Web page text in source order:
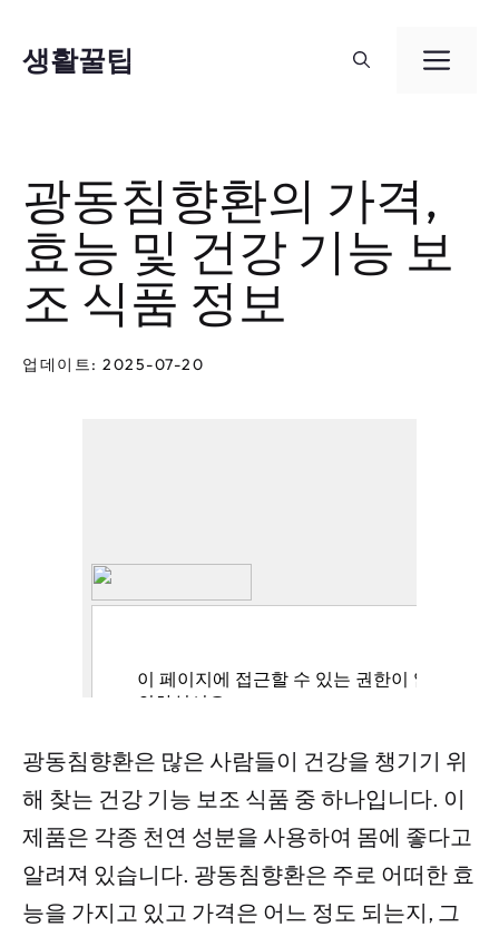
생활꿀팁
메
광동침향환의 가격,
효능 및 건강 기능 보
조 식품 정보
업데이트: 2025-07-20
광동침향환은 많은 사람들이 건강을 챙기기 위
해 찾는 건강 기능 보조 식품 중 하나입니다. 이
제품은 각종 천연 성분을 사용하여 몸에 좋다고
알려져 있습니다. 광동침향환은 주로 어떠한 효
능을 가지고 있고 가격은 어느 정도 되는지, 그